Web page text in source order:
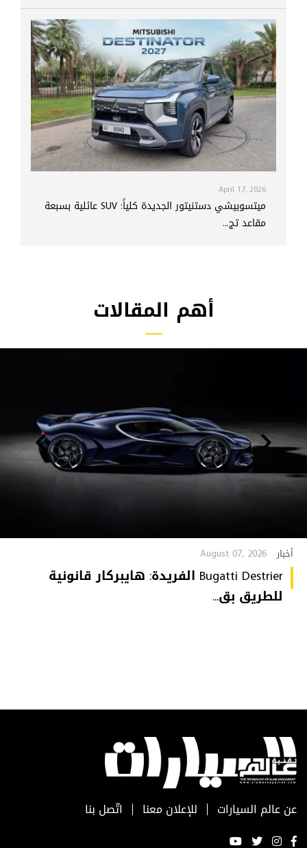
April 17, 2026
ميتسوبيشي دستنيتور الجديدة كلياً: SUV عائلية بسبعة
مقاعد تج...
أهم المقالات
أخبار August 07, 2026
Bugatti Destrier الفريدة: هايبركار قانونية
للطريق بق...
عن عالم السيارات للإعلان معنا اتّصل بنا